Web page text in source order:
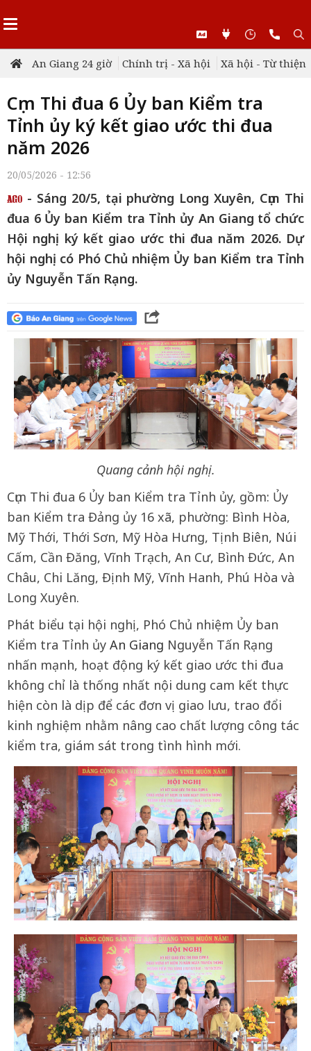
An Giang 24 giờ Chính trị - Xã hội Xã hội - Từ thiện
Cụm Thi đua 6 Ủy ban Kiểm tra
Tỉnh ủy ký kết giao ước thi đua
năm 2026
20/05/2026 - 12:56
- Sáng 20/5, tại phường Long Xuyên, Cụm Thi
đua 6 Ủy ban Kiểm tra Tỉnh ủy An Giang tổ chức
Hội nghị ký kết giao ước thi đua năm 2026. Dự
hội nghị có Phó Chủ nhiệm Ủy ban Kiểm tra Tỉnh
ủy Nguyễn Tấn Rạng.
Quang cảnh hội nghị.
Cụm Thi đua 6 Ủy ban Kiểm tra Tỉnh ủy, gồm: Ủy
ban Kiểm tra Đảng ủy 16 xã, phường: Bình Hòa,
Mỹ Thới, Thới Sơn, Mỹ Hòa Hưng, Tịnh Biên, Núi
Cấm, Cần Đăng, Vĩnh Trạch, An Cư, Bình Đức, An
Châu, Chi Lăng, Định Mỹ, Vĩnh Hanh, Phú Hòa và
Long Xuyên.
Phát biểu tại hội nghị, Phó Chủ nhiệm Ủy ban
Kiểm tra Tỉnh ủy An Giang Nguyễn Tấn Rạng
nhấn mạnh, hoạt động ký kết giao ước thi đua
không chỉ là thống nhất nội dung cam kết thực
hiện còn là dịp để các đơn vị giao lưu, trao đổi
kinh nghiệm nhằm nâng cao chất lượng công tác
kiểm tra, giám sát trong tình hình mới.